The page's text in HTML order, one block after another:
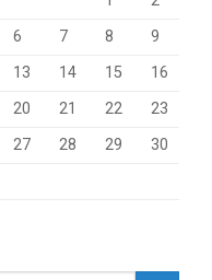
6 7 8
9
13 14 15
16
20 21 22
23
27 28 29
30